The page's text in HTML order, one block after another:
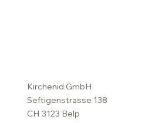
Kirchenid GmbH
Seftigenstrasse 138
CH 3123 Belp